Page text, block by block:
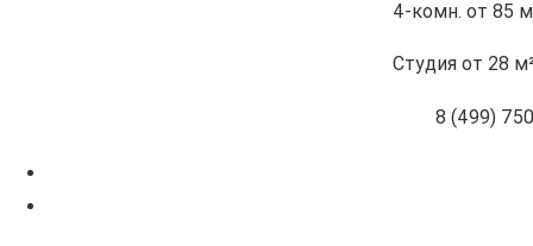
4-комн. от 85
Студия от 28
8 (499)